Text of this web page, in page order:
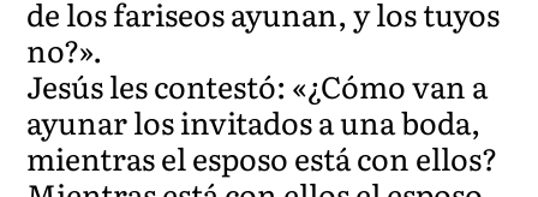
de los fariseos ayunan, y los tuyos
no?».
Jesús les contestó: «¿Cómo van a
ayunar los invitados a una boda,
mientras el esposo está con ellos?